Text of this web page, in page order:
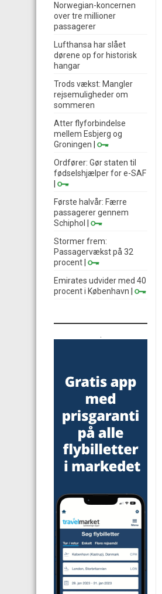
Norwegian-koncernen
over tre millioner
passagerer
Lufthansa har slået
dørene op for historisk
hangar
Trods vækst: Mangler
rejsemuligheder om
sommeren
Atter flyforbindelse
mellem Esbjerg og
Groningen
Ordfører: Gør staten til
fødselshjælper for e-SAF
Første halvår: Færre
passagerer gennem
Schiphol
Stormer frem:
Passagervækst på 32
procent
Emirates udvider med 40
procent i København